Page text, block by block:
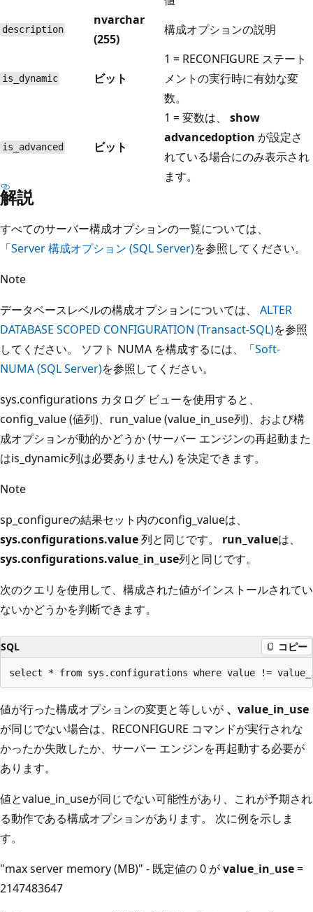
description
nvarchar
(255)
構成オプションの説明
is_dynamic ビット
1 = RECONFIGURE ステート
メントの実行時に有効な変
数。
is_advanced ビット
1 = 変数は、 show
advancedoption が設定さ
れている場合にのみ表示され
ます。
解説
すべてのサーバー構成オプションの一覧については、
「Server 構成オプション (SQL Server)を参照してください。
Note
データベースレベルの構成オプションについては、 ALTER
DATABASE SCOPED CONFIGURATION (Transact-SQL)を参照
してください。 ソフト NUMA を構成するには、「Soft-
NUMA (SQL Server)を参照してください。
sys.configurations カタログ ビューを使用すると、
config_value (値列)、run_value (value_in_use列)、および構
成オプションが動的かどうか (サーバー エンジンの再起動また
はis_dynamic列は必要ありません) を決定できます。
Note
sp_configureの結果セット内のconfig_valueは、
sys.configurations.value列と同じです。 run_valueは、
sys.configurations.value_in_use列と同じです。
次のクエリを使用して、構成された値がインストールされてい
ないかどうかを判断できます。
SQL コピー
値が行った構成オプションの変更と等しいが 、value_in_use
が同じでない場合は、RECONFIGURE コマンドが実行されな
かったか失敗したか、サーバー エンジンを再起動する必要が
あります。
値とvalue_in_useが同じでない可能性があり、これが予期され
る動作である構成オプションがあります。 次に例を示しま
す。
"max server memory (MB)" - 既定値の 0 がvalue_in_use=
2147483647